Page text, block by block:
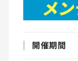
開催期間